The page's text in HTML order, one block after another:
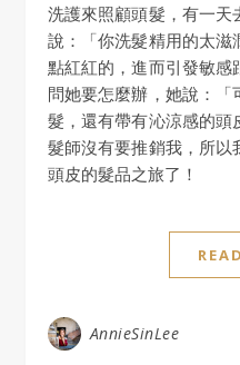
洗護來照顧頭髮，有一
說：「你洗髮精用的太滋
點紅紅的，進而引發敏感
問她要怎麼辦，她說：
髮，還有帶有沁涼感的頭
髮師沒有要推銷我，所
頭皮的髮品之旅了！
AnnieSinLee